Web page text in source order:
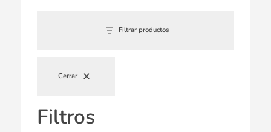
Filtrar productos
Cerrar
Filtros